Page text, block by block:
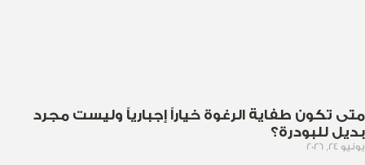
متى تكون طفاية الرغوة خياراً إجبارياً وليست مجرد
بديل للبودرة؟
يونيو 24, 2026